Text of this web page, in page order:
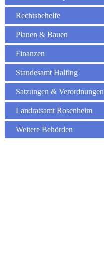
Rechtsbehelfe
Planen & Bauen
Finanzen
Standesamt Halfing
Satzungen & Verordnungen
Landratsamt Rosenheim
Weitere Behörden